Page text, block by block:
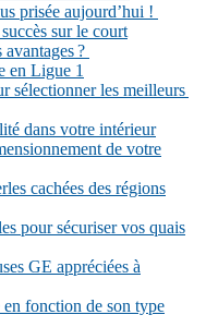
prisée aujourd’hui !
sur le court
?
en Ligue 1
sélectionner les meilleurs
dans votre intérieur
de votre
cachées des régions
pour sécuriser vos quais
GE appréciées à
fonction de son type